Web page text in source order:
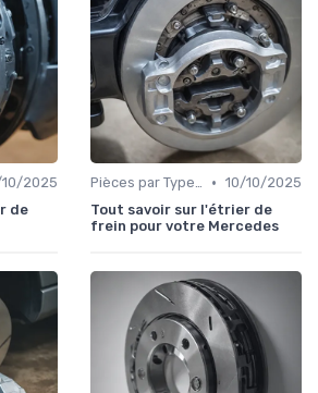
2025
de
Pièces par Type (Freins, Moteur, etc.) • 10/10/2025
Tout savoir sur l'étrier de
frein pour votre Mercedes